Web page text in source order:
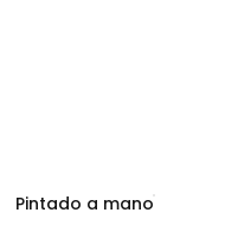
Pintado a mano